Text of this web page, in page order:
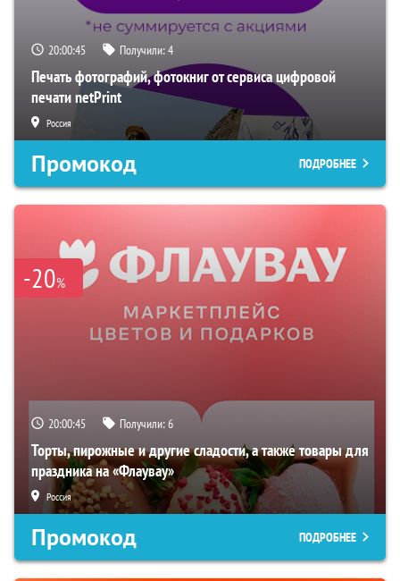
20:00:44 Получили:4
Печать фотографий, фотокниг от сервиса цифровой
печати netPrint
Россия
Промокод ПОДРОБНЕЕ
-20%
20:00:44 Получили:6
Торты, пирожные и другие сладости, а также товары для
праздника на «Флаувау»
Россия
Промокод ПОДРОБНЕЕ